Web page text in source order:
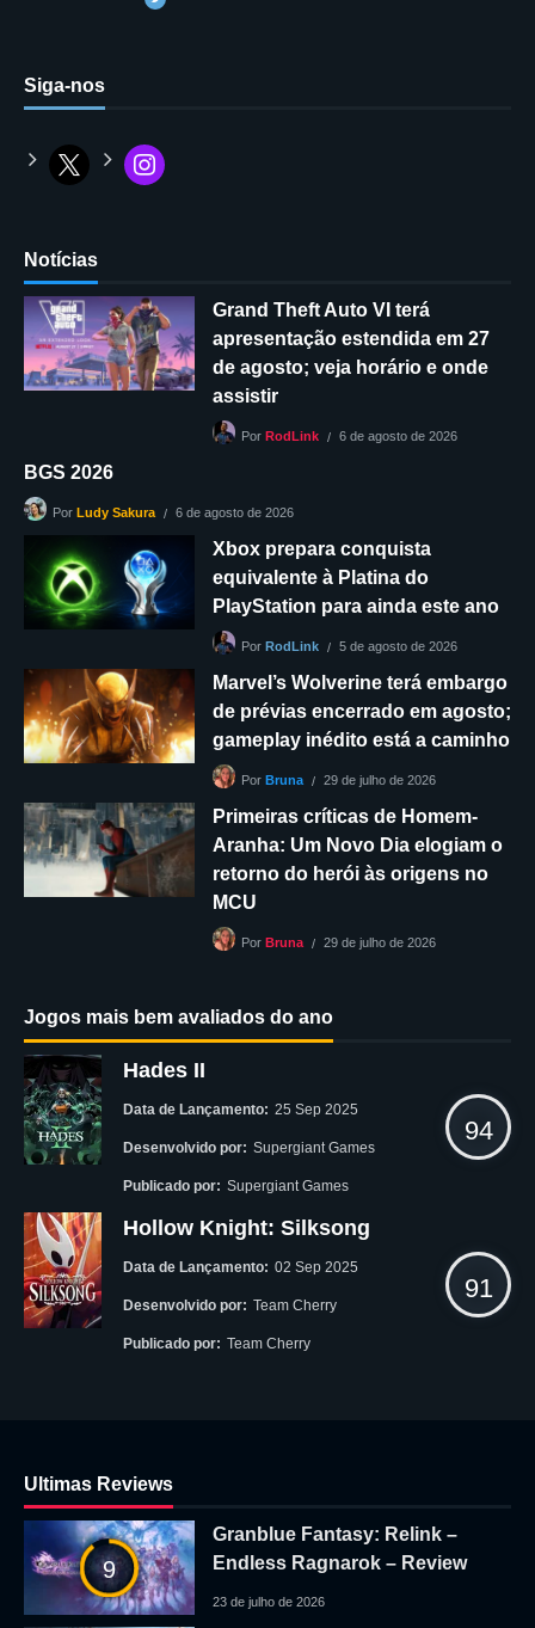
Siga-nos
Notícias
Grand Theft Auto VI terá
apresentação estendida em 27
de agosto; veja horário e onde
assistir
Por RodLink 6 de agosto de 2026
BGS 2026
Por Ludy Sakura 6 de agosto de 2026
Xbox prepara conquista
equivalente à Platina do
PlayStation para ainda este ano
Por RodLink 5 de agosto de 2026
Marvel’s Wolverine terá embargo
de prévias encerrado em agosto;
gameplay inédito está a caminho
Por Bruna 29 de julho de 2026
Primeiras críticas de Homem-
Aranha: Um Novo Dia elogiam o
retorno do herói às origens no
MCU
Por Bruna 29 de julho de 2026
Jogos mais bem avaliados do ano
Hades II
Data de Lançamento: 25 Sep 2025
Desenvolvido por: Supergiant Games
Publicado por: Supergiant Games
94
Hollow Knight: Silksong
Data de Lançamento: 02 Sep 2025
Desenvolvido por: Team Cherry
Publicado por: Team Cherry
91
Ultimas Reviews
9
Granblue Fantasy: Relink –
Endless Ragnarok – Review
23 de julho de 2026